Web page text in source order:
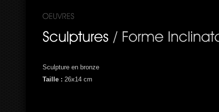
Sculpture en bronze
Taille : 26x14 cm